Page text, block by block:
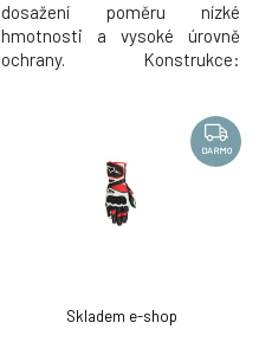
dosažení poměru nízké
hmotnosti a vysoké úrovně
ochrany. Konstrukce:
provedení z odolného
termoplastu. Patentovaný
systém kotníkového kloubu
zprostředkovává lepší
flexibilitu pohybu a chrání patu
DARMO
Skladem e-shop